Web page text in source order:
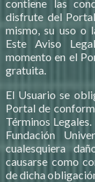
contiene las
disfrute del
mismo, su uso o
Este Aviso
momento en el
gratuita.
El Usuario se
Portal de
Términos
Fundación
cualesquiera
causarse como
de dicha